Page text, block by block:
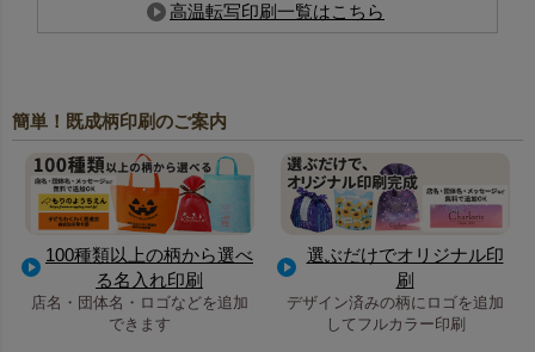
高温転写印刷一覧はこちら
簡単！既成柄印刷のご案内
100種類以上の柄から選べ
る名入れ印刷
店名・団体名・ロゴなどを追加
できます
選ぶだけでオリジナル印
刷
デザイン済みの柄にロゴを追加
してフルカラー印刷